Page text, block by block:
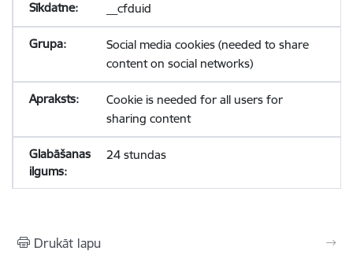
__cfduid
Social media cookies (needed to share
content on social networks)
Cookie is needed for all users for
sharing content
24 stundas
Drukāt lapu